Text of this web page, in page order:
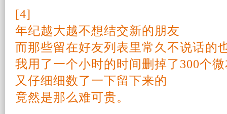
[4]
年纪越大越不想结交新的 朋友
而那些留在好友列表里常久不说话的
我用了一个小时的时间删掉了300个
又仔细细数了一下留下来的
竟然是那么难可贵。